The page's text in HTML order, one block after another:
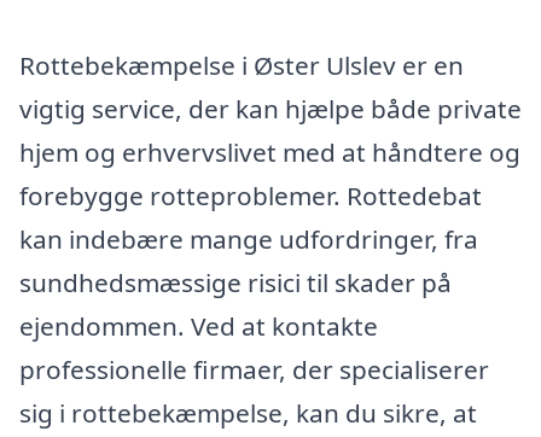
Rottebekæmpelse i Øster Ulslev er en
vigtig service, der kan hjælpe både private
hjem og erhvervslivet med at håndtere og
forebygge rotteproblemer. Rottedebat
kan indebære mange udfordringer, fra
sundhedsmæssige risici til skader på
ejendommen. Ved at kontakte
professionelle firmaer, der specialiserer
sig i rottebekæmpelse, kan du sikre, at